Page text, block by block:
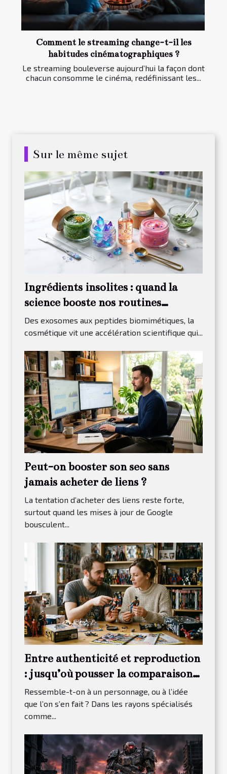
Comment le streaming change-t-il les
habitudes cinématographiques ?
Le streaming bouleverse aujourd’hui la façon dont
chacun consomme le cinéma, redéfinissant les...
Sur le même sujet
Ingrédients insolites : quand la
science booste nos routines
skincare
Des exosomes aux peptides biomimétiques, la
cosmétique vit une accélération scientifique qui...
Peut-on booster son seo sans
jamais acheter de liens ?
La tentation d’acheter des liens reste forte,
surtout quand les mises à jour de Google
bousculent...
Entre authenticité et reproduction
: jusqu’où pousser la comparaison
des figurines ?
Ressemble-t-on à un personnage, ou à l’idée
que l’on s’en fait ? Dans les rayons spécialisés
comme...